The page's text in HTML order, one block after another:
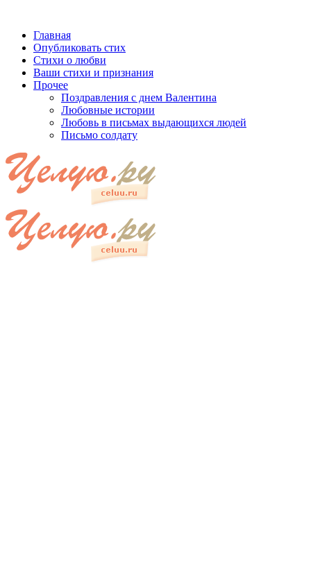
Главная
Опубликовать стих
Стихи о любви
Ваши стихи и признания
Прочее
Поздравления с днем Валентина
Любовные истории
Любовь в письмах выдающихся людей
Письмо солдату